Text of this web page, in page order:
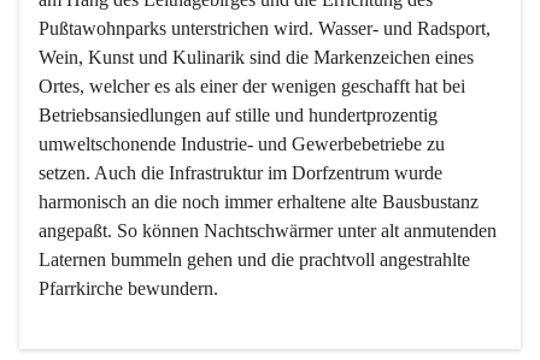
Pußtawohnparks unterstrichen wird. Wasser- und Radsport,
Wein, Kunst und Kulinarik sind die Markenzeichen eines
Ortes, welcher es als einer der wenigen geschafft hat bei
Betriebsansiedlungen auf stille und hundertprozentig
umweltschonende Industrie- und Gewerbebetriebe zu
setzen. Auch die Infrastruktur im Dorfzentrum wurde
harmonisch an die noch immer erhaltene alte Bausbustanz
angepaßt. So können Nachtschwärmer unter alt anmutenden
Laternen bummeln gehen und die prachtvoll angestrahlte
Pfarrkirche bewundern.
Der Weinbau dominert heute nicht mehr, ist aber integrativer